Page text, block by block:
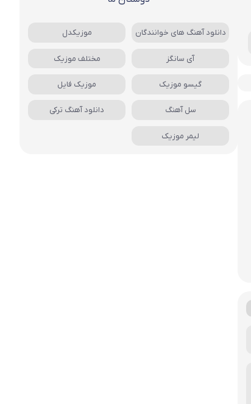
دانلود آهنگ های خوانندگان موزیکدل
آی سانگز مختلف موزیک
گیسو موزیک موزیک فایل
سل آهنگ دانلود آهنگ ترکی
لیمر موزیک